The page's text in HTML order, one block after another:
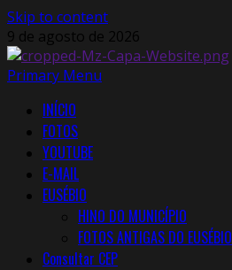
Skip to content
9 de agosto de 2026
Primary Menu
INÍCIO
FOTOS
YOUTUBE
E-MAIL
EUSÉBIO
HINO DO MUNICÍPIO
FOTOS ANTIGAS DO EUSÉBIO
Consultar CEP